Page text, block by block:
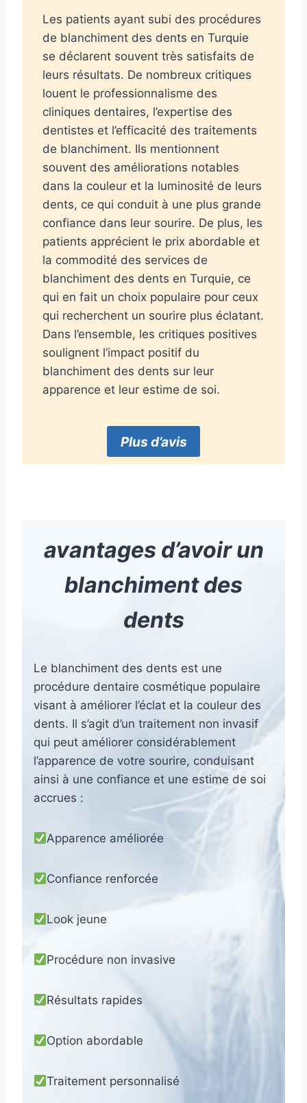
Les patients ayant subi des procédures
de blanchiment des dents en Turquie
se déclarent souvent très satisfaits de
leurs résultats. De nombreux critiques
louent le professionnalisme des
cliniques dentaires, l’expertise des
dentistes et l’efficacité des traitements
de blanchiment. Ils mentionnent
souvent des améliorations notables
dans la couleur et la luminosité de leurs
dents, ce qui conduit à une plus grande
confiance dans leur sourire. De plus, les
patients apprécient le prix abordable et
la commodité des services de
blanchiment des dents en Turquie, ce
qui en fait un choix populaire pour ceux
qui recherchent un sourire plus éclatant.
Dans l’ensemble, les critiques positives
soulignent l’impact positif du
blanchiment des dents sur leur
apparence et leur estime de soi.
Plus d’avis
avantages d’avoir un
blanchiment des
dents
Le blanchiment des dents est une
procédure dentaire cosmétique populaire
visant à améliorer l’éclat et la couleur des
dents. Il s’agit d’un traitement non invasif
qui peut améliorer considérablement
l’apparence de votre sourire, conduisant
ainsi à une confiance et une estime de soi
accrues :
Apparence améliorée
Confiance renforcée
Look jeune
Procédure non invasive
Résultats rapides
Option abordable
Traitement personnalisé